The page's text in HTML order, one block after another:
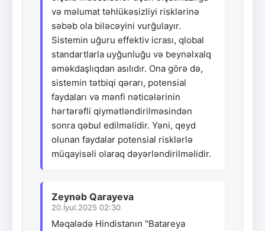
və məlumat təhlükəsizliyi risklərinə
səbəb ola biləcəyini vurğulayır.
Sistemin uğuru effektiv icrası, qlobal
standartlarla uyğunluğu və beynəlxalq
əməkdaşlıqdan asılıdır. Ona görə də,
sistemin tətbiqi qərarı, potensial
faydaları və mənfi nəticələrinin
hərtərəfli qiymətləndirilməsindən
sonra qəbul edilməlidir. Yəni, qeyd
olunan faydalar potensial risklərlə
müqayisəli olaraq dəyərləndirilməlidir.
Zeynəb Qarayeva
20.İyul.2025 02:30
Məqalədə Hindistanın "Batareya